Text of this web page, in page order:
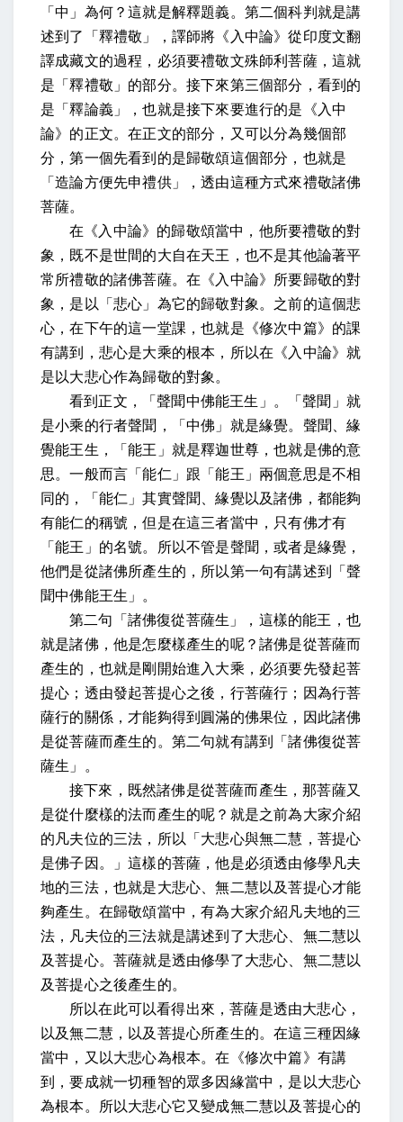
「中」為何？這就是解釋題義。第二個科判就是講
述到了「釋禮敬」，譯師將《入中論》從印度文翻
譯成藏文的過程，必須要禮敬文殊師利菩薩，這就
是「釋禮敬」的部分。接下來第三個部分，看到的
是「釋論義」，也就是接下來要進行的是《入中
論》的正文。在正文的部分，又可以分為幾個部
分，第一個先看到的是歸敬頌這個部分，也就是
「造論方便先申禮供」，透由這種方式來禮敬諸佛
菩薩。
在《入中論》的歸敬頌當中，他所要禮敬的對
象，既不是世間的大自在天王，也不是其他論著平
常所禮敬的諸佛菩薩。在《入中論》所要歸敬的對
象，是以「悲心」為它的歸敬對象。之前的這個悲
心，在下午的這一堂課，也就是《修次中篇》的課
有講到，悲心是大乘的根本，所以在《入中論》就
是以大悲心作為歸敬的對象。
看到正文，「聲聞中佛能王生」。「聲聞」就
是小乘的行者聲聞，「中佛」就是緣覺。聲聞、緣
覺能王生，「能王」就是釋迦世尊，也就是佛的意
思。一般而言「能仁」跟「能王」兩個意思是不相
同的，「能仁」其實聲聞、緣覺以及諸佛，都能夠
有能仁的稱號，但是在這三者當中，只有佛才有
「能王」的名號。所以不管是聲聞，或者是緣覺，
他們是從諸佛所產生的，所以第一句有講述到「聲
聞中佛能王生」。
第二句「諸佛復從菩薩生」，這樣的能王，也
就是諸佛，他是怎麼樣產生的呢？諸佛是從菩薩而
產生的，也就是剛開始進入大乘，必須要先發起菩
提心；透由發起菩提心之後，行菩薩行；因為行菩
薩行的關係，才能夠得到圓滿的佛果位，因此諸佛
是從菩薩而產生的。第二句就有講到「諸佛復從菩
薩生」。
接下來，既然諸佛是從菩薩而產生，那菩薩又
是從什麼樣的法而產生的呢？就是之前為大家介紹
的凡夫位的三法，所以「大悲心與無二慧，菩提心
是佛子因。」這樣的菩薩，他是必須透由修學凡夫
地的三法，也就是大悲心、無二慧以及菩提心才能
夠產生。在歸敬頌當中，有為大家介紹凡夫地的三
法，凡夫位的三法就是講述到了大悲心、無二慧以
及菩提心。菩薩就是透由修學了大悲心、無二慧以
及菩提心之後產生的。
所以在此可以看得出來，菩薩是透由大悲心，
以及無二慧，以及菩提心所產生的。在這三種因緣
當中，又以大悲心為根本。在《修次中篇》有講
到，要成就一切種智的眾多因緣當中，是以大悲心
為根本。所以大悲心它又變成無二慧以及菩提心的